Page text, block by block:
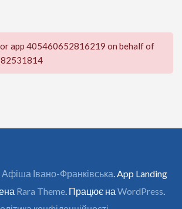
app 405460652816219 on behalf of
Афіша Івано-Франківська . App Landing
Rara Theme . Працює на WordPress